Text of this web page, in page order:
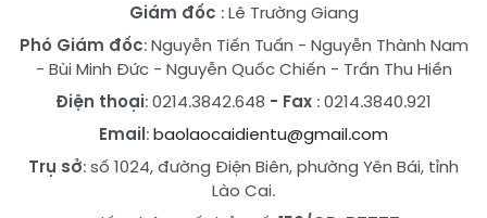
Giám đốc : Lê Trường Giang
Phó Giám đốc:Nguyễn Tiến Tuấn - Nguyễn Thành Nam
- Bùi Minh Đức- Nguyễn Quốc Chiến - Trần Thu Hiền
Điện thoại: 0214.3842.648 - Fax : 0214.3840.921
Email:baolaocaidientu@gmail.com
Trụ sở: số 1024, đường Điện Biên, phường Yên Bái, tỉnh
Lào Cai.